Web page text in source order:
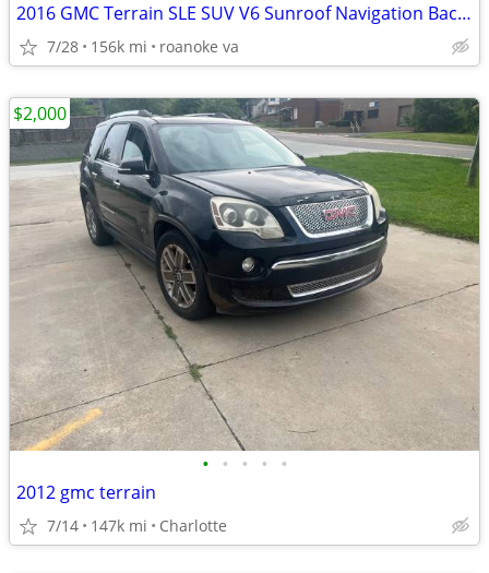
2016 GMC Terrain SLE SUV V6 Sunroof Navigation Back up Camera
7/28 156k mi roanoke va
• • • • •
2012 gmc terrain
7/14 147k mi Charlotte
$2,000